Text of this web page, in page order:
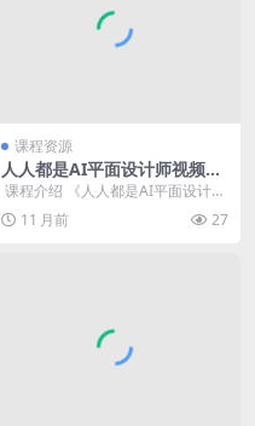
课程资源
人人都是AI平面设计师视频课
程
​ 课程介绍 《人人都是AI平面设计
师》是一套系统化的视频课程，旨
在帮助学员掌握...
11 月前 27